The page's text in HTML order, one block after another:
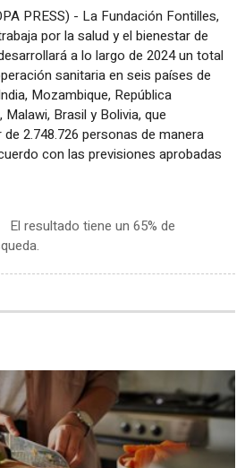
PRESS) - La Fundación Fontilles,
por la salud y el bienestar de
a lo largo de 2024 un total
sanitaria en seis países de
Mozambique, República
Brasil y Bolivia, que
2.748.726 personas de manera
con las previsiones aprobadas
El resultado tiene un 65% de